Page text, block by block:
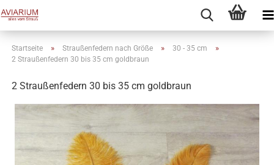
Startseite » Straußenfedern nach Größe » 30 - 35 cm »
2 Straußenfedern 30 bis 35 cm goldbraun
2 Straußenfedern 30 bis 35 cm goldbraun